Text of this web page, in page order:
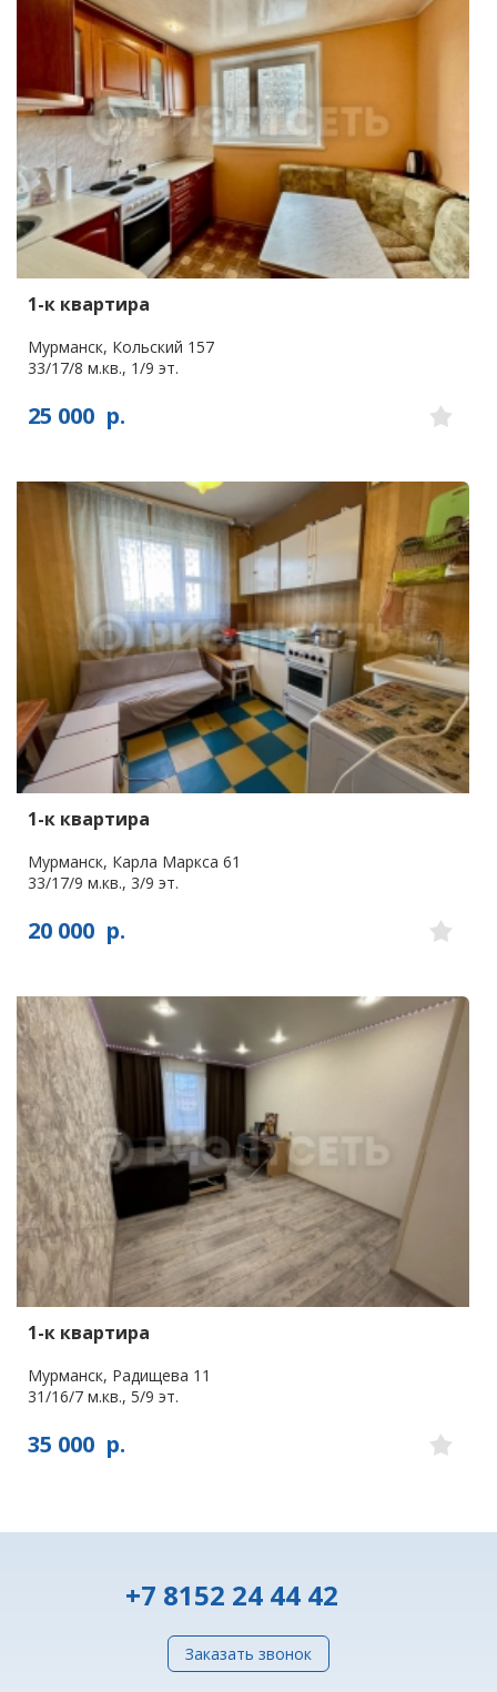
1-к квартира
Мурманск, Кольский 157
33/17/8 м.кв., 1/9 эт.
25 000 р.
1-к квартира
Мурманск, Карла Маркса 61
33/17/9 м.кв., 3/9 эт.
20 000 р.
1-к квартира
Мурманск, Радищева 11
31/16/7 м.кв., 5/9 эт.
35 000 р.
+7 8152 24 44 42
Заказать звонок